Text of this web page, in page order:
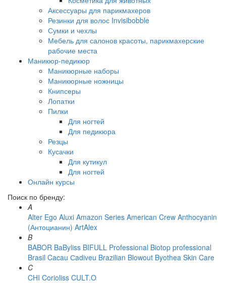
Аксессуары для парикмахеров
Резинки для волос Invisibobble
Сумки и чехлы
Мебель для салонов красоты, парикмахерские
рабочие места
Маникюр-педикюр
Маникюрные наборы
Маникюрные ножницы
Книпсеры
Лопатки
Пилки
Для ногтей
Для педикюра
Резцы
Кусачки
Для кутикул
Для ногтей
Онлайн курсы
Поиск по бренду:
A
Alter Ego Aluxi Amazon Series American Crew Anthocyanin
(Антоцианин) ArtAlex
B
BABOR BaByliss BIFULL Professional Biotop professional
Brasil Cacau Сadiveu Brazilian Blowout Byothea Skin Care
C
CHI Corioliss CULT.O